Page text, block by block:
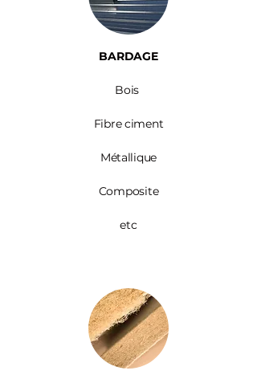
BARDAGE​
Bois ​
Fibre ciment
Métallique
Composite
etc